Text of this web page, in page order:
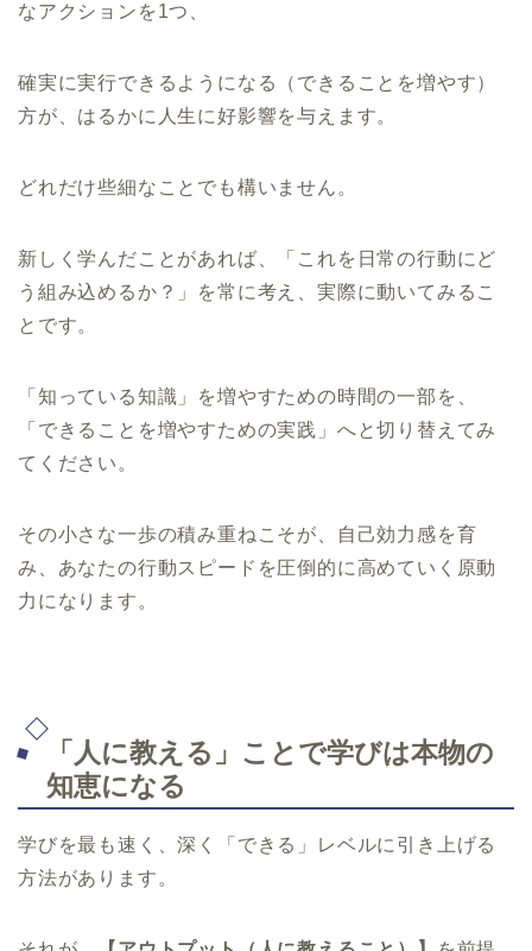
なアクションを1つ、
確実に実行できるようになる（できることを増やす）
方が、はるかに人生に好影響を与えます。
どれだけ些細なことでも構いません。
新しく学んだことがあれば、「これを日常の行動にど
う組み込めるか？」を常に考え、実際に動いてみるこ
とです。
「知っている知識」を増やすための時間の一部を、
「できることを増やすための実践」へと切り替えてみ
てください。
その小さな一歩の積み重ねこそが、自己効力感を育
み、あなたの行動スピードを圧倒的に高めていく原動
力になります。
「人に教える」ことで学びは本物の
知恵になる
学びを最も速く、深く「できる」レベルに引き上げる
方法があります。